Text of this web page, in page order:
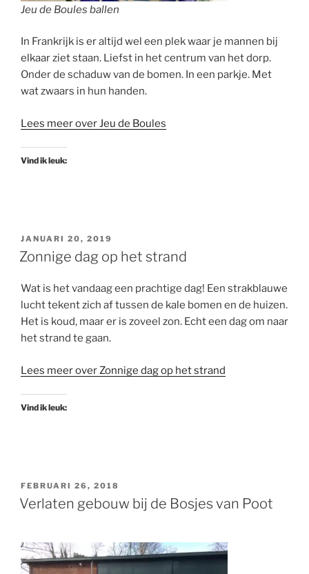
Jeu de Boules ballen
In Frankrijk is er altijd wel een plek waar je mannen bij
elkaar ziet staan. Liefst in het centrum van het dorp.
Onder de schaduw van de bomen. In een parkje. Met
wat zwaars in hun handen.
Lees meer over Jeu de Boules
Vind ik leuk:
GEPLAATST
OP
JANUARI 20, 2019
Zonnige dag op het strand
Wat is het vandaag een prachtige dag! Een strakblauwe
lucht tekent zich af tussen de kale bomen en de huizen.
Het is koud, maar er is zoveel zon. Echt een dag om naar
het strand te gaan.
Lees meer over Zonnige dag op het strand
Vind ik leuk:
GEPLAATST
OP
FEBRUARI 26, 2018
Verlaten gebouw bij de Bosjes van Poot